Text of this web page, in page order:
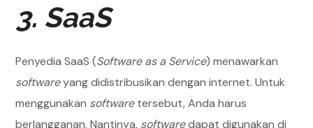
3. SaaS
Penyedia SaaS (Software as a Service) menawarkan
softwareyang didistribusikan dengan internet. Untuk
menggunakan softwaretersebut, Anda harus
berlangganan. Nantinya, softwaredapat digunakan di